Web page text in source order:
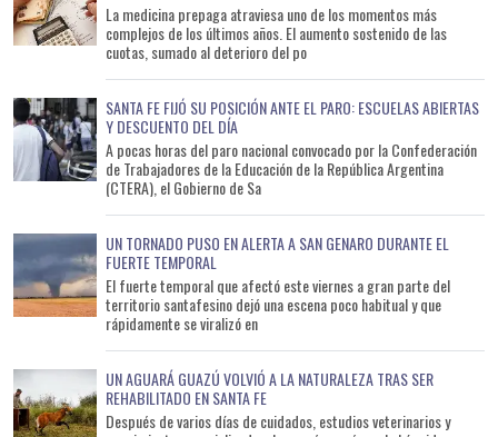
La medicina prepaga atraviesa uno de los momentos más
complejos de los últimos años. El aumento sostenido de las
cuotas, sumado al deterioro del po
SANTA FE FIJÓ SU POSICIÓN ANTE EL PARO: ESCUELAS ABIERTAS
Y DESCUENTO DEL DÍA
A pocas horas del paro nacional convocado por la Confederación
de Trabajadores de la Educación de la República Argentina
(CTERA), el Gobierno de Sa
UN TORNADO PUSO EN ALERTA A SAN GENARO DURANTE EL
FUERTE TEMPORAL
El fuerte temporal que afectó este viernes a gran parte del
territorio santafesino dejó una escena poco habitual y que
rápidamente se viralizó en
UN AGUARÁ GUAZÚ VOLVIÓ A LA NATURALEZA TRAS SER
REHABILITADO EN SANTA FE
Después de varios días de cuidados, estudios veterinarios y